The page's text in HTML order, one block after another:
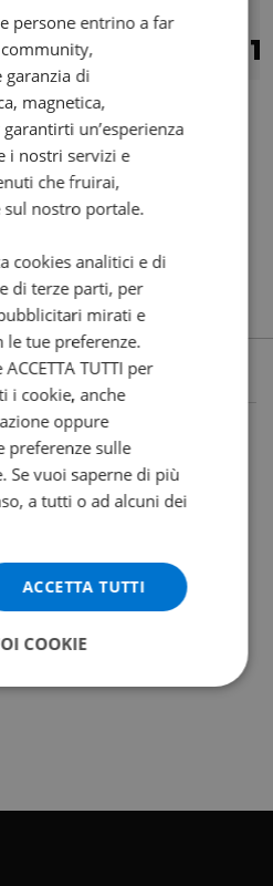
€148
persone entrino a far
garanzia di
magnetica,
un’esperienza
i nostri servizi e
che fruirai,
nostro portale.
cookies analitici e di
di terze parti, per
mirati e
le tue preferenze.
TUTTI per
i cookie, anche
oppure
preferenze sulle
Se vuoi saperne di più
a tutti o ad alcuni dei
ACCETTA TUTTI
COOKIE